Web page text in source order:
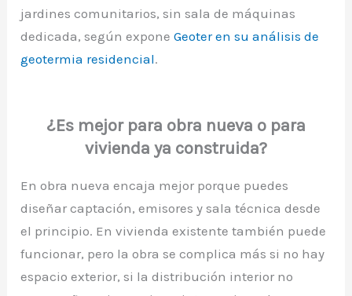
jardines comunitarios, sin sala de máquinas
dedicada, según exponeGeoter en su análisis de
geotermia residencial.
¿Es mejor para obra nueva o para
vivienda ya construida?
En obra nueva encaja mejor porque puedes
diseñar captación, emisores y sala técnica desde
el principio. En vivienda existente también puede
funcionar, pero la obra se complica más si no hay
espacio exterior, si la distribución interior no